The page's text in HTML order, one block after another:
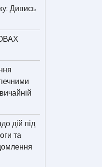
Дивись
дій під
та